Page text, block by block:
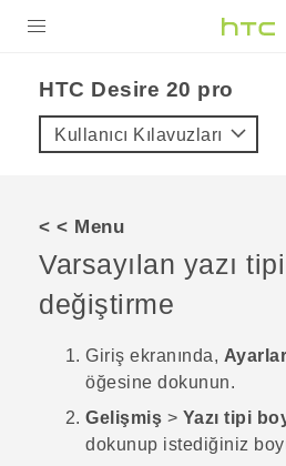
VIVE
VIVERSE
DESTEK
‎HTC Desire 20 pro‎
Kullanıcı Kılavuzları
< < Menu
Varsayılan yazı
değiştirme
Giriş ekranında, Ayarlar
öğesine dokunun.
Gelişmiş > Yazı tipi
dokunup istediğiniz